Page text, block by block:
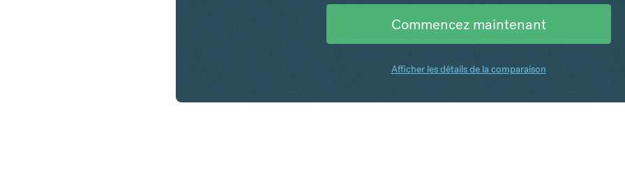
Commencez maintenant
Afficher les détails de la comparaison